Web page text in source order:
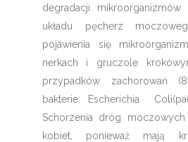
degradacji
układu pęcherz
pojawienia się
nerkach i gruczole
przypadków zachorowań
bakterie: Escherichia
Schorzenia dróg
kobiet, ponieważ mają